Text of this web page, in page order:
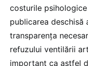
costurile
publicarea deschisă
transparența
refuzului ventilării
important ca astfel